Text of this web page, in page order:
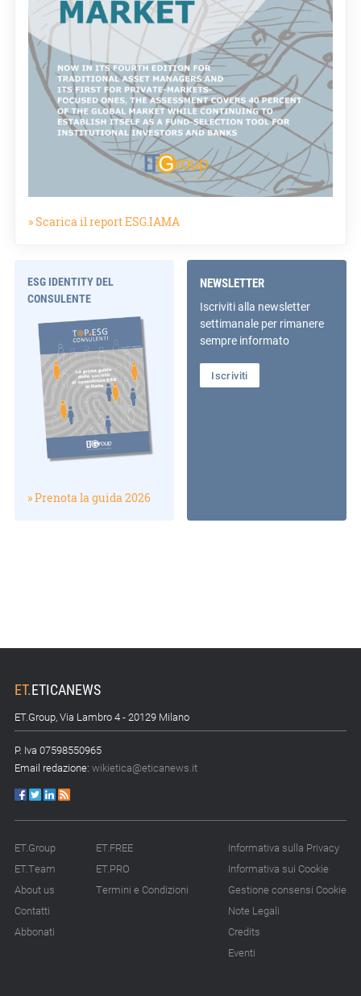
» Scarica il report ESG.IAMA
ESG IDENTITY DEL
CONSULENTE
» Prenota la guida 2026
NEWSLETTER
Iscriviti alla newsletter
settimanale per rimanere
sempre informato
Iscriviti
ET.ETICANEWS
ET.Group, Via Lambro 4 - 20129 Milano
P. Iva 07598550965
Email redazione: wikietica@eticanews.it
ET.Group
ET.Team
About us
Contatti
Abbonati
ET.FREE
ET.PRO
Termini e Condizioni
Informativa sulla Privacy
Informativa sui Cookie
Gestione consensi Cookie
Note Legali
Credits
Eventi